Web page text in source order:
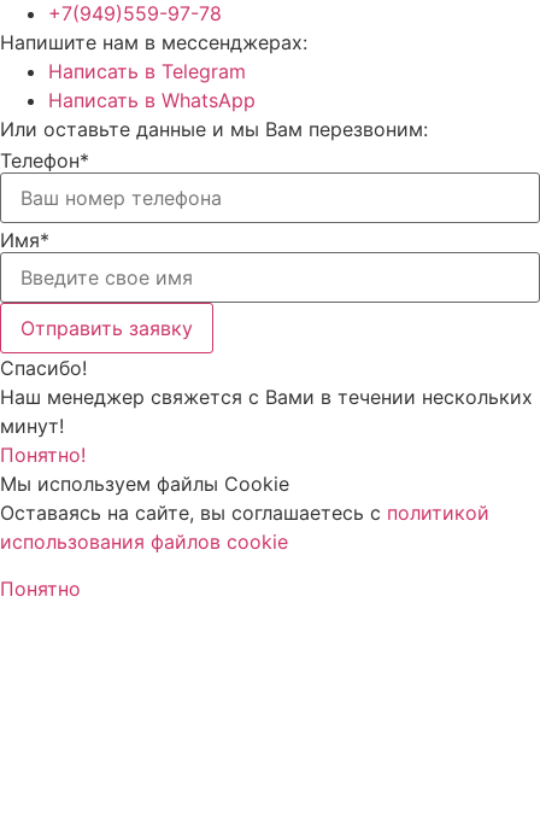
+7(949)559-97-78
Напишите нам в мессенджерах:
Написать в Telegram
Написать в WhatsApp
Или оставьте данные и мы Вам перезвоним:
Телефон*
Имя*
Отправить заявку
Спасибо!
Наш менеджер свяжется с Вами в течении нескольких
минут!
Понятно!
Мы используем файлы Cookie
Оставаясь на сайте, вы соглашаетесь c политикой
использования файлов cookie
Понятно